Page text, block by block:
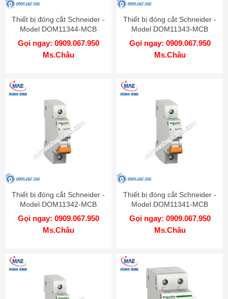
Thiết bị đóng cắt Schneider -
Model DOM11344-MCB
Gọi ngay: 0909.067.950
Ms.Châu
Thiết bị đóng cắt Schneider -
Model DOM11343-MCB
Gọi ngay: 0909.067.950
Ms.Châu
Thiết bị đóng cắt Schneider -
Model DOM11342-MCB
Gọi ngay: 0909.067.950
Ms.Châu
Thiết bị đóng cắt Schneider -
Model DOM11341-MCB
Gọi ngay: 0909.067.950
Ms.Châu